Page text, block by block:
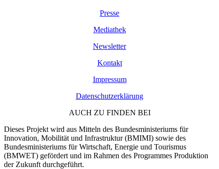
Presse
Mediathek
Newsletter
Kontakt
Impressum
Datenschutzerklärung
AUCH ZU FINDEN BEI
Dieses Projekt wird aus Mitteln des Bundesministeriums für
Innovation, Mobilität und Infrastruktur (BMIMI) sowie des
Bundesministeriums für Wirtschaft, Energie und Tourismus
(BMWET) gefördert und im Rahmen des Programmes Produktion
der Zukunft durchgeführt.